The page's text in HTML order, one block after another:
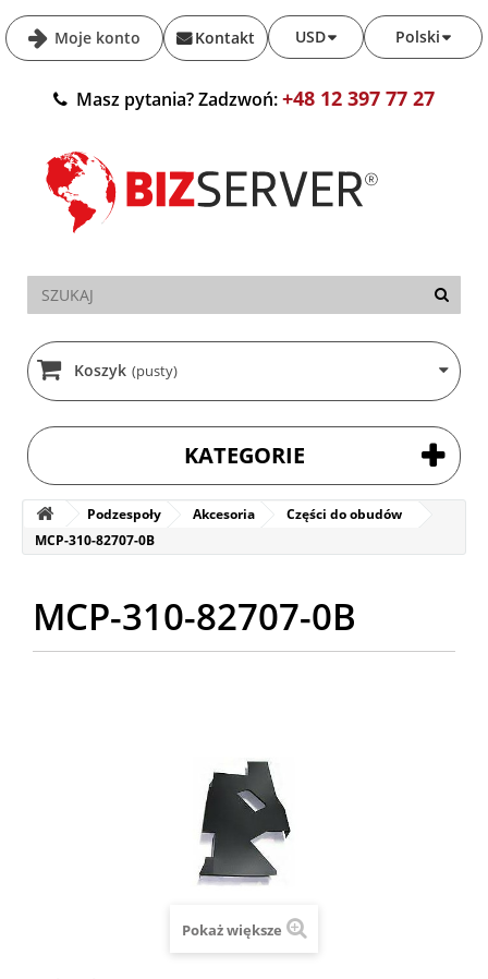
Moje konto Polski
USD
Kontakt
Masz pytania? Zadzwoń:+48 12 397 77 27
Koszyk (pusty)
KATEGORIE
Podzespoły Akcesoria
Części do obudów
MCP-310-82707-0B
MCP-310-82707-0B
Pokaż większe